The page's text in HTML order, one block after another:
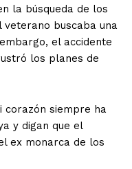
la búsqueda de los
buscaba una
el accidente
los planes de
corazón siempre ha
y digan que el
ex monarca de los